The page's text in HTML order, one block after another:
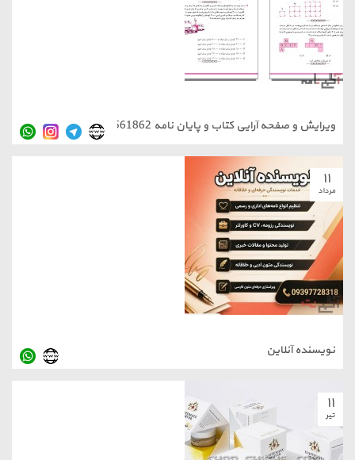
ویرایش و صفحه آرایی کتاب و پایان نامه 66561862
۱۱
مرداد
نویسنده آنلاین
۱۱
تیر